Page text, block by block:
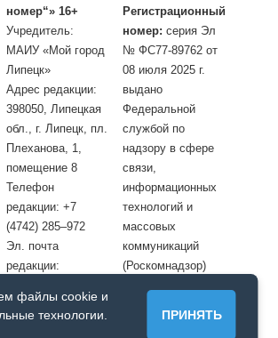
файлы cookie и
технологии.
ПРИНЯТЬ
номер“» 16+
Учредитель:
МАИУ «Мой город
Липецк»
Адрес редакции:
398050, Липецкая
обл., г. Липецк, пл.
Плеханова, 1,
помещение 8
Телефон
редакции: +7
(4742) 285–972
Эл. почта
редакции:
Регистрационный
номер: серия Эл
№ ФС77-89762 от
08 июля 2025 г.
выдано
Федеральной
службой по
надзору в сфере
связи,
информационных
технологий и
массовых
коммуникаций
(Роскомнадзор)
/ Допускается цитирование материалов с